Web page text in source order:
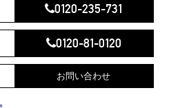
0120-235-731
0120-81-0120
お問い合わせ